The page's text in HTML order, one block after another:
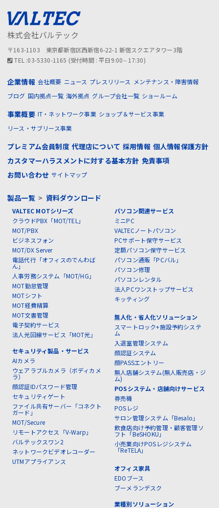
株式会社バルテック
〒163-1103 東京都新宿区西新宿6-22-1 新宿スクエアタワー3階
TEL :03-5330-1165 (受付時間 : 平日9:00∼17:30)
企業情報 会社概要 ニュース プレスリリース
メンテナンス・障害情報
ブログ 国内拠点一覧 海外拠点 グループ会社一覧 ショールーム
事業概要 IT・ネットワーク事業 ショップ＆サービス事業
リース・サブリース事業
プレミアム会員制度 代理店について 採用情報 個人情報保護方針
カスタマーハラスメントに対する基本方針 免責事項
お問い合わせ サイトマップ
製品一覧> 資料ダウンロード
VALTEC MOTシリーズ
クラウドPBX「MOT/TEL」
MOT/PBX
ビジネスフォン
MOT/DX Server
電話代行「オフィスのでんわば
ん」
人事労務システム「MOT/HG」
MOT勤怠管理
MOTシフト
MOT経費精算
MOT文書管理
電子契約サービス
法人光回線サービス「MOT光」
セキュリティ製品・サービス
AIカメラ
ウェアラブルカメラ（ボディカメ
ラ）
顔認証IDパスワード管理
セキュリティゲート
ファイル共有サーバー「コネクト
ガード」
MOT/Secure
リモートアクセス「V-Warp」
バルテックスワン2
ネットワークビデオレコーダー
UTMアプライアンス
パソコン関連サービス
ミニPC
VALTECノートパソコン
PCサポート保守サービス
定額パソコン保守サービス
パソコン通販「PCバル」
パソコン修理
パソコンレンタル
法人PCワンストップサービス
キッティング
無人化・省人化ソリューション
スマートロック+施設予約システ
ム
入退室管理システム
顔認証システム
顔PASSエントリー
無人店舗システム(無人販売店・ジ
ム)
POSシステム・店舗向けサービス
券売機
POSレジ
サロン管理システム「Besalo」
飲食店向け予約管理・顧客管理ソ
フト「BeSHOKU」
小売業向けPOSレジシステム
「ReTELA」
オフィス家具
EDOブース
ブーメランデスク
業種別ソリューション